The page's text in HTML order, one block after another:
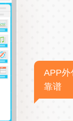
APP外
靠谱